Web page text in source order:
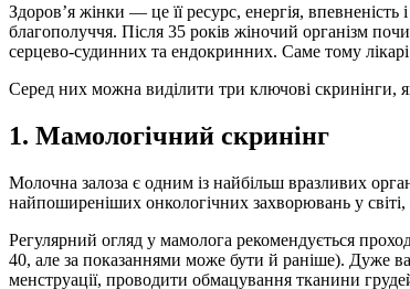
Здоров’я жінки — це її ресурс, енергія,
благополуччя. Після 35 років жіночий організм
серцево-судинних та ендокринних. Саме тому
Серед них можна виділити три ключові скринінги,
1. Мамологічний скринінг
Молочна залоза є одним із найбільш вразливих
найпоширеніших онкологічних захворювань у
Регулярний огляд у мамолога рекомендується
40, але за показаннями може бути й раніше). Дуже
менструації, проводити обмацування тканини